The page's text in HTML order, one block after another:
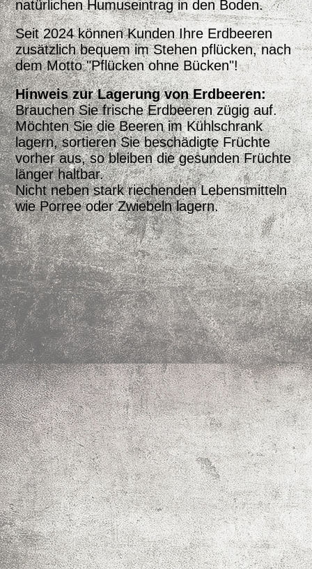
natürlichen Humuseintrag in den Boden.
Seit 2024 können Kunden Ihre Erdbeeren
zusätzlich bequem im Stehen pflücken, nach
dem Motto "Pflücken ohne Bücken"!
Hinweis zur Lagerung von Erdbeeren:
Brauchen Sie frische Erdbeeren zügig auf.
Möchten Sie die Beeren im Kühlschrank
lagern, sortieren Sie beschädigte Früchte
vorher aus, so bleiben die gesunden Früchte
länger haltbar.
Nicht neben stark riechenden Lebensmitteln
wie Porree oder Zwiebeln lagern.